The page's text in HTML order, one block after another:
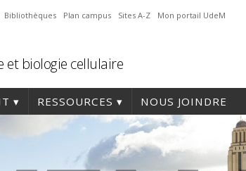
Bibliothèques Plan campus Sites A-Z Mon portail UdeM
et biologie cellulaire
RESSOURCES NOUS JOINDRE